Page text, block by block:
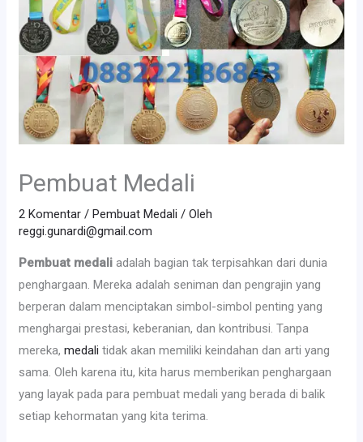
Pembuat Medali
2 Komentar / Pembuat Medali / Oleh
reggi.gunardi@gmail.com
Pembuat medali adalah bagian tak terpisahkan dari dunia
penghargaan. Mereka adalah seniman dan pengrajin yang
berperan dalam menciptakan simbol-simbol penting yang
menghargai prestasi, keberanian, dan kontribusi. Tanpa
mereka,medali tidak akan memiliki keindahan dan arti yang
sama. Oleh karena itu, kita harus memberikan penghargaan
yang layak pada para pembuat medali yang berada di balik
setiap kehormatan yang kita terima.